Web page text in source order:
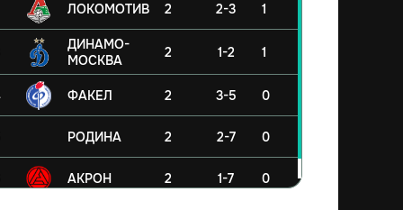
ЛОКОМОТИВ 2 2-3 1
ДИНАМО-
МОСКВА
2 1-2 1
ФАКЕЛ 2 3-5 0
РОДИНА 2 2-7 0
АКРОН 2 1-7 0